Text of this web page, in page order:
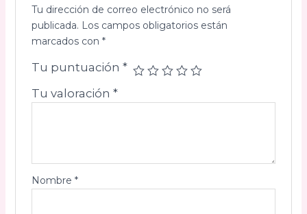
Tu dirección de correo electrónico no será
publicada. Los campos obligatorios están
marcados con *
Tu puntuación *
Tu valoración *
Nombre *